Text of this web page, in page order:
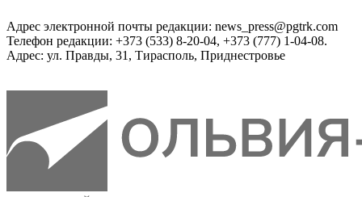
Адрес электронной почты редакции: news_press@pgtrk.com
Телефон редакции: +373 (533) 8-20-04, +373 (777) 1-04-08.
Адрес: ул. Правды, 31, Тирасполь, Приднестровье